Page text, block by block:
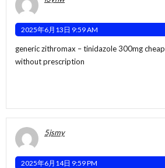
2025年6月13日 9:59 AM
generic zithromax –tinidazole 300mg cheap
without prescription
5jsmy
2025年6月14日 9:59 PM